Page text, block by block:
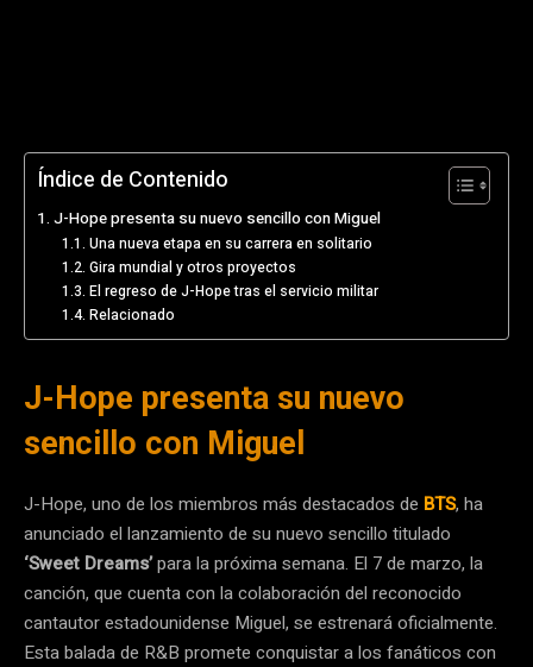
Índice de Contenido
J-Hope presenta su nuevo sencillo con Miguel
Una nueva etapa en su carrera en solitario
Gira mundial y otros proyectos
El regreso de J-Hope tras el servicio militar
Relacionado
J-Hope presenta su nuevo
sencillo con Miguel
J-Hope, uno de los miembros más destacados de BTS, ha
anunciado el lanzamiento de su nuevo sencillo titulado
‘Sweet Dreams’para la próxima semana. El 7 de marzo, la
canción, que cuenta con la colaboración del reconocido
cantautor estadounidense Miguel, se estrenará oficialmente.
Esta balada de R&B promete conquistar a los fanáticos con